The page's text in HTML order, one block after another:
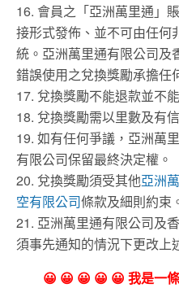
16. 會員之「亞洲萬里通」
接形式發佈、並不可由任何
統。亞洲萬里通有限公司及
錯誤使用之兌換獎勵承擔任
17. 兌換獎勵不能退款並不
18. 兌換獎勵需以里數及有
19. 如有任何爭議，亞洲萬
有限公司保留最終決定權。
20. 兌換獎勵須受其他亞洲
空有限公司條款及細則約束
21. 亞洲萬里通有限公司及
須事先通知的情況下更改上
😀 😀 😀 😀 😀 我是一